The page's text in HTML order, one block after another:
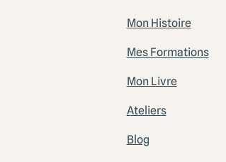
Mon Histoire
Mes Formations
Mon Livre
Ateliers
Blog